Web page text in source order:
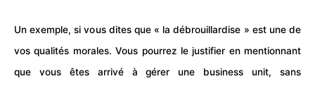
Un exemple, si vous dites que « la débrouillardise » est une de
vos qualités morales. Vous pourrez le justifier en mentionnant
que vous êtes arrivé à gérer une business unit, sans